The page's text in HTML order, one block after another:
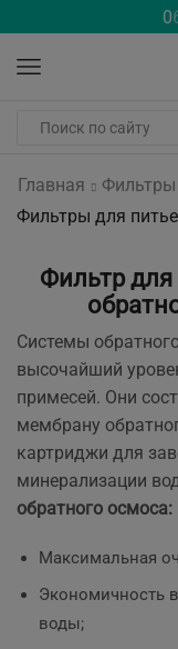
0
Главная
Фильтры для
Фильтр
Системы
высочайший
примесей. Они
мембрану
картриджи для
минерализации
обратного осмоса:
Максимальная
Экономичность
воды;